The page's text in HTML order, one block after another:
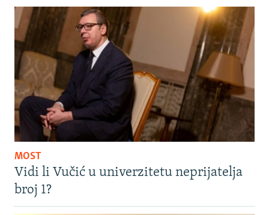
MOST
Vidi li Vučić u univerzitetu neprijatelja
broj 1?